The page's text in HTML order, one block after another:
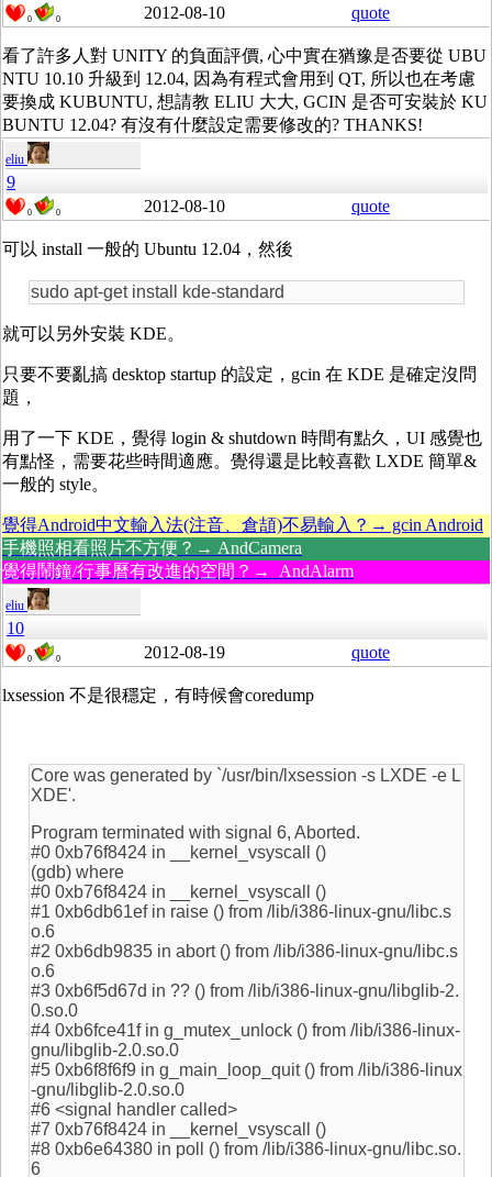
0 0 2012-08-10 quote
看了許多人對 UNITY 的負面評價, 心中實在猶豫是否要從 UBU
NTU 10.10 升級到 12.04, 因為有程式會用到 QT, 所以也在考慮
要換成 KUBUNTU, 想請教 ELIU 大大, GCIN 是否可安裝於 KU
BUNTU 12.04? 有沒有什麼設定需要修改的? THANKS!
eliu
9
0 0 2012-08-10 quote
可以 install 一般的 Ubuntu 12.04，然後
sudo apt-get install kde-standard
就可以另外安裝 KDE。
只要不要亂搞 desktop startup 的設定，gcin 在 KDE 是確定沒問
題，
用了一下 KDE，覺得 login & shutdown 時間有點久，UI 感覺也
有點怪，需要花些時間適應。覺得還是比較喜歡 LXDE 簡單&
一般的 style。
覺得Android中文輸入法(注音、倉頡)不易輸入？→ gcin Android
手機照相看照片不方便？→ AndCamera
覺得鬧鐘/行事曆有改進的空間？→ AndAlarm
eliu
10
0 0 2012-08-19 quote
lxsession 不是很穩定，有時候會coredump
Core was generated by `/usr/bin/lxsession -s LXDE -e L
XDE'.
Program terminated with signal 6, Aborted.
#0 0xb76f8424 in __kernel_vsyscall ()
(gdb) where
#0 0xb76f8424 in __kernel_vsyscall ()
#1 0xb6db61ef in raise () from /lib/i386-linux-gnu/libc.s
o.6
#2 0xb6db9835 in abort () from /lib/i386-linux-gnu/libc.s
o.6
#3 0xb6f5d67d in ?? () from /lib/i386-linux-gnu/libglib-2.
0.so.0
#4 0xb6fce41f in g_mutex_unlock () from /lib/i386-linux-
gnu/libglib-2.0.so.0
#5 0xb6f8f6f9 in g_main_loop_quit () from /lib/i386-linux
-gnu/libglib-2.0.so.0
#6 <signal handler called>
#7 0xb76f8424 in __kernel_vsyscall ()
#8 0xb6e64380 in poll () from /lib/i386-linux-gnu/libc.so.
6